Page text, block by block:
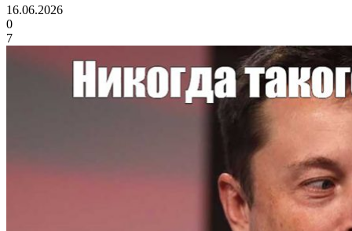
16.06.2026
0
7